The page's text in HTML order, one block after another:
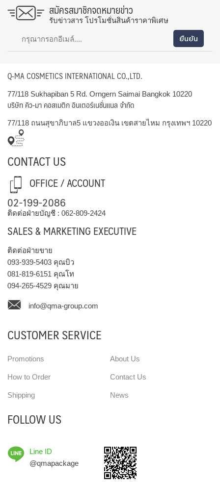
สมัครสมาชิกจดหมายข่าว
รับข่าวสาร โปรโมชั่นสินค้าราคาพิเศษ
Q-MA COSMETICS INTERNATIONAL CO.,LTD.
77/118 Sukhapiban 5 Rd. Orngern Saimai Bangkok 10220
บริษัท คิว-มา คอสเมติก อินเตอร์เนชั่นแนล จำกัด
77/118 ถนนสุขาภิบาล5 แขวงออเงิน เขตสายไหม กรุงเทพฯ 10220
CONTACT US
OFFICE / ACCOUNT
02-199-2086
ติดต่อฝ่ายบัญชี : 062-809-2424
SALES & MARKETING EXECUTIVE
ติดต่อฝ่ายขาย
093-939-5403 คุณบิว
081-819-6151 คุณโท
094-265-4529 คุณมาย
info@qma-group.com
CUSTOMER SERVICE
Promotions
How to Order
Shipping
About Us
Contact Us
News
FOLLOW US
Line ID
@qmapackage